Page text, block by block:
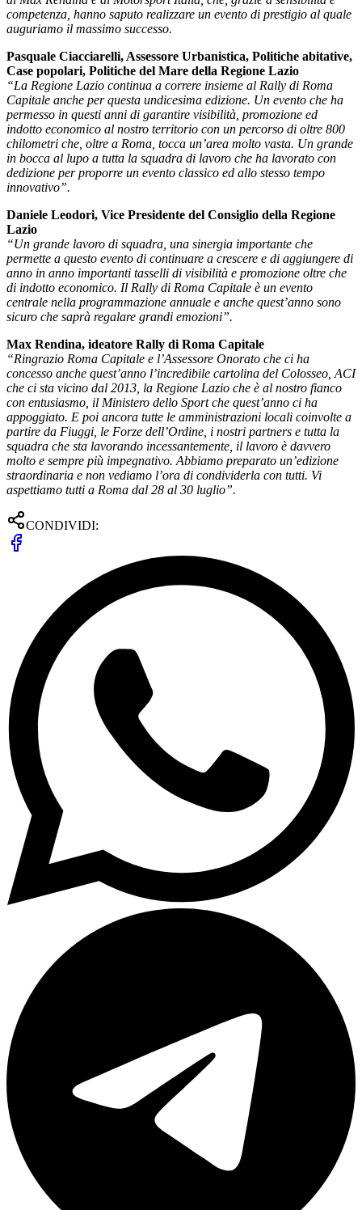
competenza, hanno saputo realizzare un evento di prestigio al quale
auguriamo il massimo successo.
Pasquale Ciacciarelli, Assessore Urbanistica, Politiche abitative,
Case popolari, Politiche del Mare della Regione Lazio
“La Regione Lazio continua a correre insieme al Rally di Roma
Capitale anche per questa undicesima edizione. Un evento che ha
permesso in questi anni di garantire visibilità, promozione ed
indotto economico al nostro territorio con un percorso di oltre 800
chilometri che, oltre a Roma, tocca un’area molto vasta. Un grande
in bocca al lupo a tutta la squadra di lavoro che ha lavorato con
dedizione per proporre un evento classico ed allo stesso tempo
innovativo”.
Daniele Leodori, Vice Presidente del Consiglio della Regione
Lazio
“Un grande lavoro di squadra, una sinergia importante che
permette a questo evento di continuare a crescere e di aggiungere di
anno in anno importanti tasselli di visibilità e promozione oltre che
di indotto economico. Il Rally di Roma Capitale è un evento
centrale nella programmazione annuale e anche quest’anno sono
sicuro che saprà regalare grandi emozioni”.
Max Rendina, ideatore Rally di Roma Capitale
“Ringrazio Roma Capitale e l’Assessore Onorato che ci ha
concesso anche quest’anno l’incredibile cartolina del Colosseo, ACI
che ci sta vicino dal 2013, la Regione Lazio che è al nostro fianco
con entusiasmo, il Ministero dello Sport che quest’anno ci ha
appoggiato. E poi ancora tutte le amministrazioni locali coinvolte a
partire da Fiuggi, le Forze dell’Ordine, i nostri partners e tutta la
squadra che sta lavorando incessantemente, il lavoro è davvero
molto e sempre più impegnativo. Abbiamo preparato un’edizione
straordinaria e non vediamo l’ora di condividerla con tutti. Vi
aspettiamo tutti a Roma dal 28 al 30 luglio”.
CONDIVIDI: